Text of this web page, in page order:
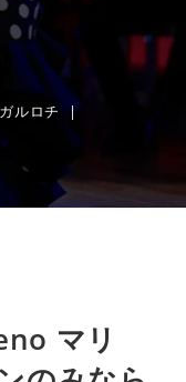
ガルロチ
マリ